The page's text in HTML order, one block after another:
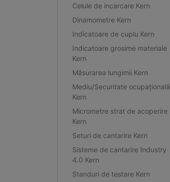
Celule de incarcare Kern
Dinamometre Kern
Indicatoare de cuplu Kern
Indicatoare grosime materiale
Kern
Măsurarea lungimii Kern
Mediu/Securitate ocupațională
Kern
Micrometre strat de acoperire
Kern
Seturi de cantarire Kern
Sisteme de cantarire Industry
4.0 Kern
Standuri de testare Kern